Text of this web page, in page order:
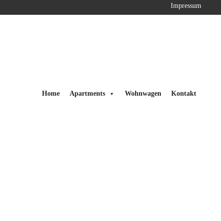
Impressum
Home Apartments Wohnwagen Kontakt